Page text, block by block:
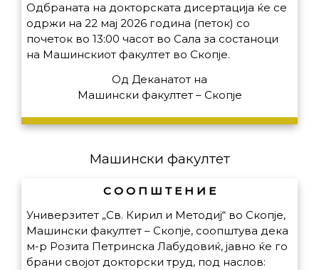
Одбраната на докторската дисертација ќе се
одржи на 22 мај 2026 година (петок) со
почеток во 13:00 часот во Сала за состаноци
на Машинскиот факултет во Скопје.
Од Деканатот на
Машински факултет – Скопје
Машински факултет
С О О П Ш Т Е Н И Е
Универзитет „Св. Кирил и Методиј“ во Скопје,
Машински факултет – Скопје, соопштува дека
м-р Розита Петринска Лабудовиќ, јавно ќе го
брани својот докторски труд, под наслов: